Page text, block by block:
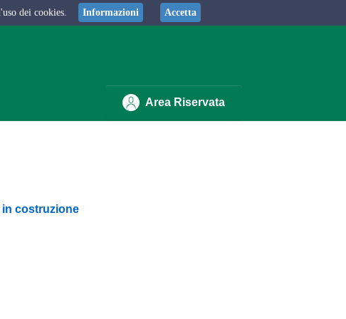
Area Riservata
in costruzione
dei cookies. Informazioni Accetta